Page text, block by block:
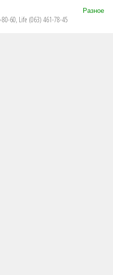
60, Life (063) 461-78-45
Разное